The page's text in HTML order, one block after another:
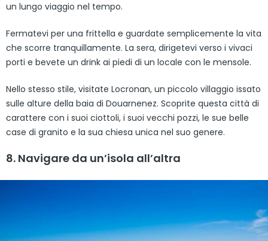
un lungo viaggio nel tempo.
Fermatevi per una frittella e guardate semplicemente la vita
che scorre tranquillamente. La sera, dirigetevi verso i vivaci
porti e bevete un drink ai piedi di un locale con le mensole.
Nello stesso stile, visitate Locronan, un piccolo villaggio issato
sulle alture della baia di Douarnenez. Scoprite questa città di
carattere con i suoi ciottoli, i suoi vecchi pozzi, le sue belle
case di granito e la sua chiesa unica nel suo genere.
8. Navigare da un’isola all’altra